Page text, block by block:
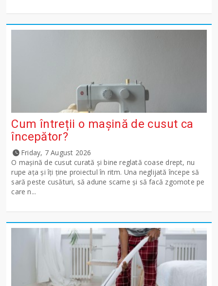
Cum întreții o mașină de cusut ca
începător?
Friday, 7 August 2026
O mașină de cusut curată și bine reglată coase drept, nu
rupe ața și îți ține proiectul în ritm. Una neglijată începe să
sară peste cusături, să adune scame și să facă zgomote pe
care n...